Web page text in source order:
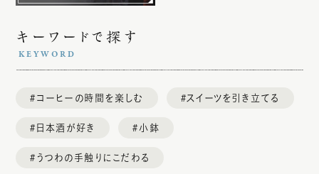
その他
CATEGORY
皿
キーワードで探す
コーヒーの時間を楽しむ スイーツを引き立てる
日本酒が好き 小鉢
うつわの手触りにこだわる